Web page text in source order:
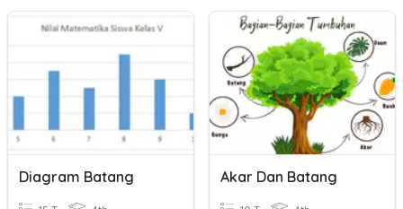
Diagram Batang Akar Dan Batang